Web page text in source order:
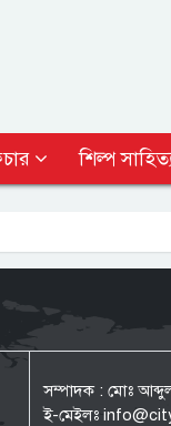
শিল্প
সম্পাদক : মোঃ
ই-মেইলঃ